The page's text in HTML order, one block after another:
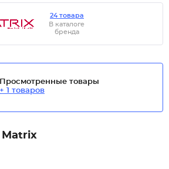
24 товара
В каталоге
бренда
Просмотренные товары
+ 1 товаров
Matrix